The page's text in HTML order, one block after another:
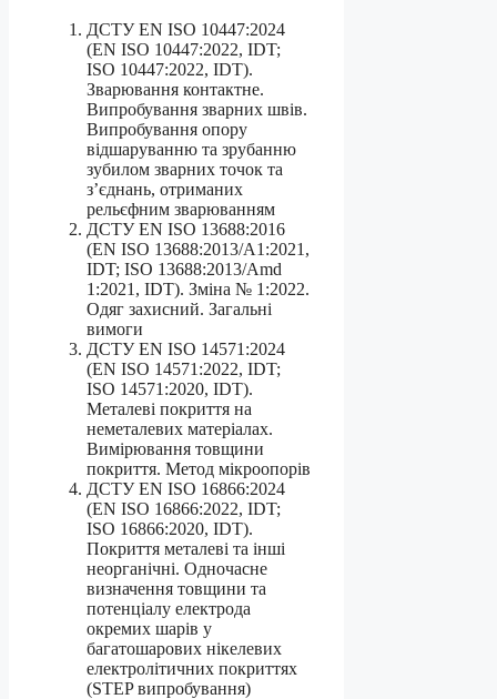
ДСТУ EN ISO 10447:2024
(EN ISO 10447:2022, IDT;
ISO 10447:2022, IDT).
Зварювання контактне.
Випробування зварних швів.
Випробування опору
відшаруванню та зрубанню
зубилом зварних точок та
з’єднань, отриманих
рельєфним зварюванням
ДСТУ EN ISO 13688:2016
(EN ISO 13688:2013/A1:2021,
IDT; ISO 13688:2013/Amd
1:2021, IDT). Зміна № 1:2022.
Одяг захисний. Загальні
вимоги
ДСТУ EN ISO 14571:2024
(EN ISO 14571:2022, IDT;
ISO 14571:2020, IDT).
Металеві покриття на
неметалевих матеріалах.
Вимірювання товщини
покриття. Метод мікроопорів
ДСТУ EN ISO 16866:2024
(EN ISO 16866:2022, IDT;
ISO 16866:2020, IDT).
Покриття металеві та інші
неорганічні. Одночасне
визначення товщини та
потенціалу електрода
окремих шарів у
багатошарових нікелевих
електролітичних покриттях
(STEP випробування)